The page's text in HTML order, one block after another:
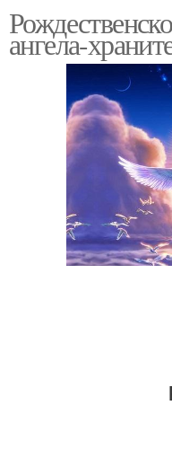
Гадание на воске
ангела-